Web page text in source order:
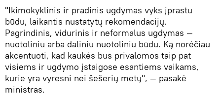
"Ikimokyklinis ir pradinis ugdymas vyks įprastu
būdu, laikantis nustatytų rekomendacijų.
Pagrindinis, vidurinis ir neformalus ugdymas —
nuotoliniu arba daliniu nuotoliniu būdu. Ką norėčiau
akcentuoti, kad kaukės bus privalomos taip pat
visiems ir ugdymo įstaigose esantiems vaikams,
kurie yra vyresni nei šešerių metų", — pasakė
ministras.